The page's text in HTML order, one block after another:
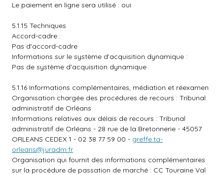
Le paiement en ligne sera utilisé : oui
5.1.15 Techniques
Accord-cadre :
Pas d'accord-cadre
Informations sur le système d'acquisition dynamique :
Pas de système d'acquisition dynamique
5.1.16 Informations complémentaires, médiation et réexamen
Organisation chargée des procédures de recours : Tribunal
administratif de Orléans
Informations relatives aux délais de recours : Tribunal
administratif de Orléans - 28 rue de la Bretonnerie - 45057
ORLEANS CEDEX 1 - 02 38 77 59 00 - greffe.ta-
orleans@juradm.fr
Organisation qui fournit des informations complémentaires
sur la procédure de passation de marché : CC Touraine Val